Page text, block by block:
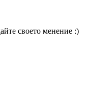
своето менение :)